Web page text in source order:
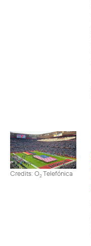
Credits: O2Telefónica